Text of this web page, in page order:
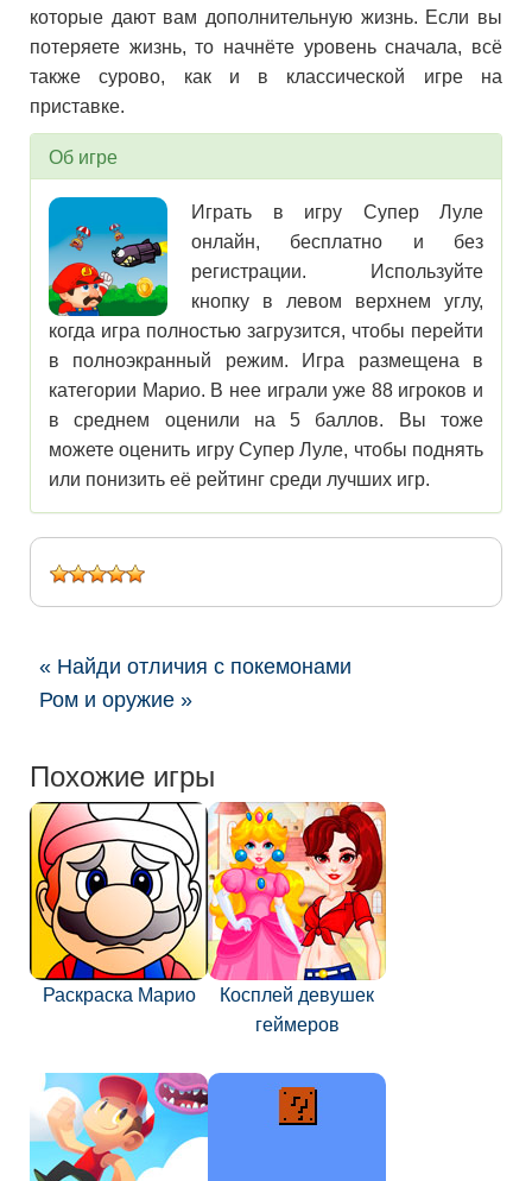
которые дают вам дополнительную жизнь. Если вы
потеряете жизнь, то начнёте уровень сначала, всё
также сурово, как и в классической игре на
приставке.
Об игре
Играть в игру Супер Луле
онлайн, бесплатно и без
регистрации. Используйте
кнопку в левом верхнем углу,
когда игра полностью загрузится, чтобы перейти
в полноэкранный режим. Игра размещена в
категории Марио. В нее играли уже 88 игроков и
в среднем оценили на 5 баллов. Вы тоже
можете оценить игру Супер Луле, чтобы поднять
или понизить её рейтинг среди лучших игр.
« Найди отличия с покемонами
Ром и оружие »
Похожие игры
Раскраска Марио
Косплей девушек
геймеров